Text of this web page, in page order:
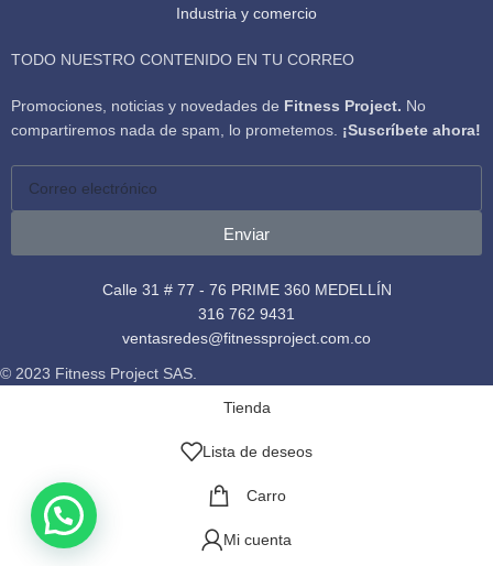
Industria y comercio
TODO NUESTRO CONTENIDO EN TU CORREO
Promociones, noticias y novedades de Fitness Project. No
compartiremos nada de spam, lo prometemos. ¡Suscríbete ahora!
Enviar
Calle 31 # 77 - 76 PRIME 360 MEDELLÍN
316 762 9431
ventasredes@fitnessproject.com.co
© 2023 Fitness Project SAS.
Tienda
Lista de deseos
Carro
Mi cuenta